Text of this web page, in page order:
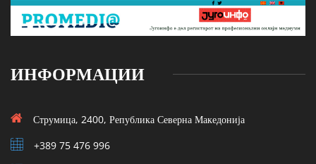
ИНФОРМАЦИИ
Струмица, 2400, Република Северна Македонија
+389 75 476 996